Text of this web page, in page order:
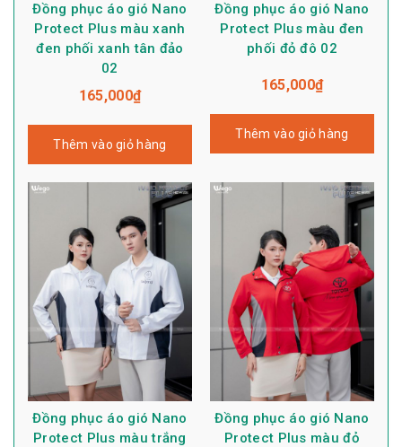
Đồng phục áo gió Nano
Protect Plus màu xanh
đen phối xanh tân đảo
02
165,000₫
Thêm vào giỏ hàng
Đồng phục áo gió Nano
Protect Plus màu đen
phối đỏ đô 02
165,000₫
Thêm vào giỏ hàng
Đồng phục áo gió Nano
Protect Plus màu trắng
Đồng phục áo gió Nano
Protect Plus màu đỏ